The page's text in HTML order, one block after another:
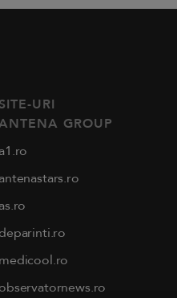
SITE-URI
GROUP
a1.ro
antenastars.ro
as.ro
medicool.ro